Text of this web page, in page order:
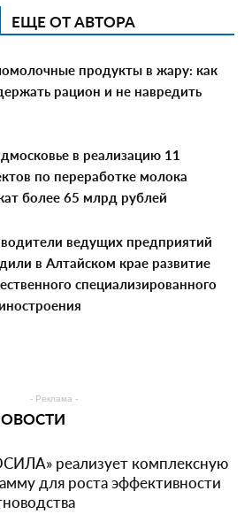
ЕЩЕ ОТ АВТОРА
продукты в жару: как
рацион и не навредить
в реализацию 11
по переработке молока
более 65 млрд рублей
ведущих предприятий
в Алтайском крае развитие
специализированного
- Реклама -
реализует комплексную
для роста эффективности